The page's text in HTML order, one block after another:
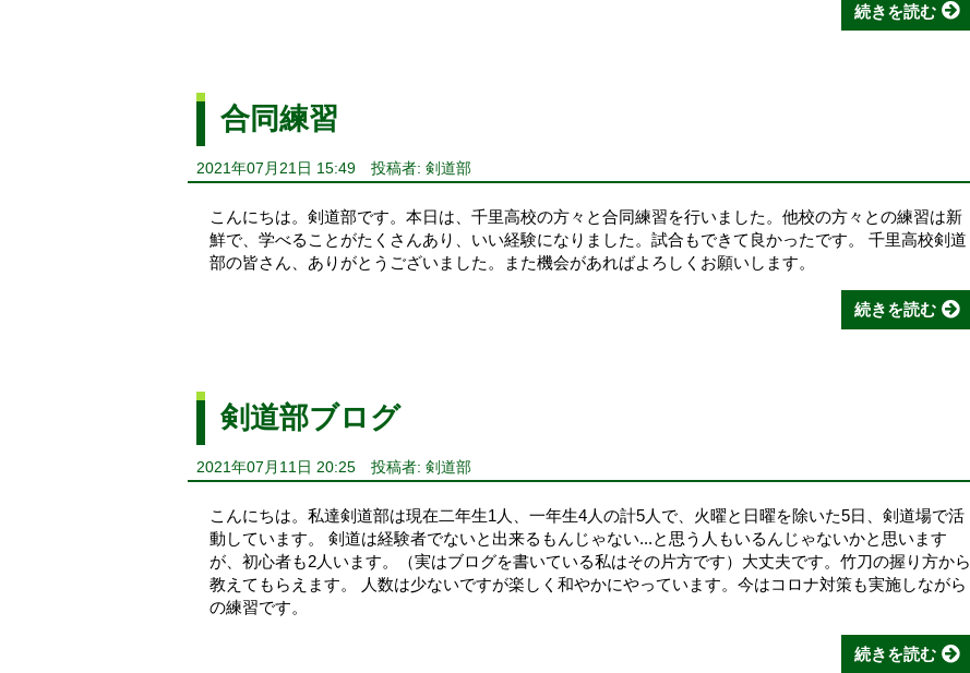
続きを読む
合同練習
2021年07月21日 15:49 投稿者: 剣道部
こんにちは。剣道部です。本日は、千里高校の方々と合同練習を行いました。他校の方々との練習は新
鮮で、学べることがたくさんあり、いい経験になりました。試合もできて良かったです。 千里高校剣道
部の皆さん、ありがとうございました。また機会があればよろしくお願いします。
続きを読む
剣道部ブログ
2021年07月11日 20:25 投稿者: 剣道部
こんにちは。私達剣道部は現在二年生1人、一年生4人の計5人で、火曜と日曜を除いた5日、剣道場で活
動しています。 剣道は経験者でないと出来るもんじゃない...と思う人もいるんじゃないかと思います
が、初心者も2人います。（実はブログを書いている私はその片方です）大丈夫です。竹刀の握り方から
教えてもらえます。 人数は少ないですが楽しく和やかにやっています。今はコロナ対策も実施しながら
の練習です。
続きを読む